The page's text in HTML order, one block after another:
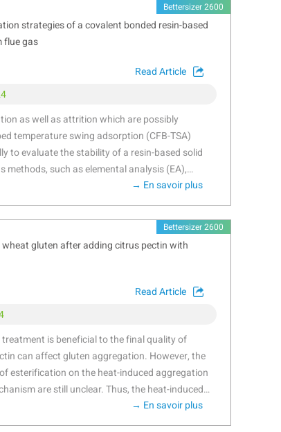
Bettersizer 2600
strategies of a covalent bonded resin-based
flue gas
Read Article
as well as attrition which are possibly
temperature swing adsorption (CFB-TSA)
to evaluate the stability of a resin-based solid
such as elemental analysis (EA),
(FTIR) etc. were applied to further reveal the
that thermal degradation occurs from
amine group. The CO2-induced degradation
°C accompanied by the production of
130 °C, but the ionic impurities in steam
the degradation. Oxidative degradation is
temperature of 70–80 °C with the formation of
has a very low attrition index of 0.05,
fluidized bed catalysts. Based on the
suggestions for proper utilization of this
have been provided in an industrial CFB-
→ En savoir plus
Bettersizer 2600
gluten after adding citrus pectin with
Read Article
is beneficial to the final quality of
can affect gluten aggregation. However, the
esterification on the heat-induced aggregation
are still unclear. Thus, the heat-induced
pectin with different esterification degree
was raised from 25 °C to 95 °C, pectin
→ En savoir plus